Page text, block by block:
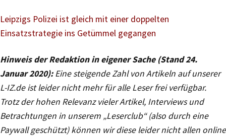
Leipzigs Polizei ist gleich mit einer doppelten
Einsatzstrategie ins Getümmel gegangen
Hinweis der Redaktion in eigener Sache (Stand 24.
Januar 2020):Eine steigende Zahl von Artikeln auf unserer
L-IZ.de ist leider nicht mehr für alle Leser frei verfügbar.
Trotz der hohen Relevanz vieler Artikel, Interviews und
Betrachtungen in unserem „Leserclub“ (also durch eine
Paywall geschützt) können wir diese leider nicht allen online